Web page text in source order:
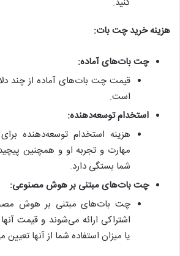
هزینه خرید چت بات:
چت بات‌های آماده:
قیمت چت بات‌های آماده از چند
است.
استخدام توسعه‌دهنده:
هزینه استخدام توسعه‌دهنده
مهارت و تجربه او و همچنین
شما بستگی دارد.
چت بات‌های مبتنی بر هوش مصنوعی:
چت بات‌های مبتنی بر هوش
اشتراکی ارائه می‌شوند و قیمت
یا میزان استفاده شما از آنها